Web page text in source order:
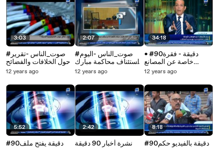
3:03
#صوت_الناس -تقرير
حول الخلافات والفضائح
بسبب التنصت على
التكنولوجيا
12 years ago
5:52
#90دقيقة يفتح ملف
2:07
#صوت_الناس -اليوم
استئناف محاكمة مبارك
فى قضية قتل
التنسيق للمرحلة الثانية
12 years ago
2:42
نشرة أخبار 90 دقيقة
تدريجيا
34:18
• #90دقيقة - فقرة
خاصة عن المصانع
المُتعثرة - مشكلة تهدد
12 years ago
8:18
#90دقيقة بالفيديو حكم